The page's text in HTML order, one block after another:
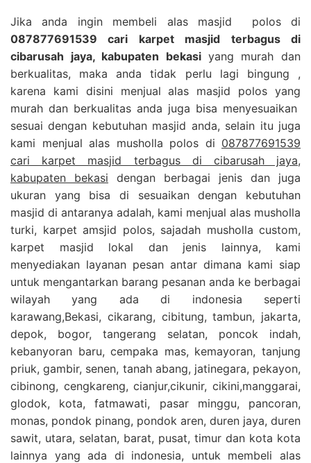
Jika anda ingin membeli alas masjid polos di
087877691539 cari karpet masjid terbagus di
cibarusah jaya, kabupaten bekasi yang murah dan
berkualitas, maka anda tidak perlu lagi bingung ,
karena kami disini menjual alas masjid polos yang
murah dan berkualitas anda juga bisa menyesuaikan
sesuai dengan kebutuhan masjid anda, selain itu juga
kami menjual alas musholla polos di 087877691539
cari karpet masjid terbagus di cibarusah jaya,
kabupaten bekasi dengan berbagai jenis dan juga
ukuran yang bisa di sesuaikan dengan kebutuhan
masjid di antaranya adalah, kami menjual alas musholla
turki, karpet amsjid polos, sajadah musholla custom,
karpet masjid lokal dan jenis lainnya, kami
menyediakan layanan pesan antar dimana kami siap
untuk mengantarkan barang pesanan anda ke berbagai
wilayah yang ada di indonesia seperti
karawang,Bekasi, cikarang, cibitung, tambun, jakarta,
depok, bogor, tangerang selatan, poncok indah,
kebanyoran baru, cempaka mas, kemayoran, tanjung
priuk, gambir, senen, tanah abang, jatinegara, pekayon,
cibinong, cengkareng, cianjur,cikunir, cikini,manggarai,
glodok, kota, fatmawati, pasar minggu, pancoran,
monas, pondok pinang, pondok aren, duren jaya, duren
sawit, utara, selatan, barat, pusat, timur dan kota kota
lainnya yang ada di indonesia, untuk membeli alas